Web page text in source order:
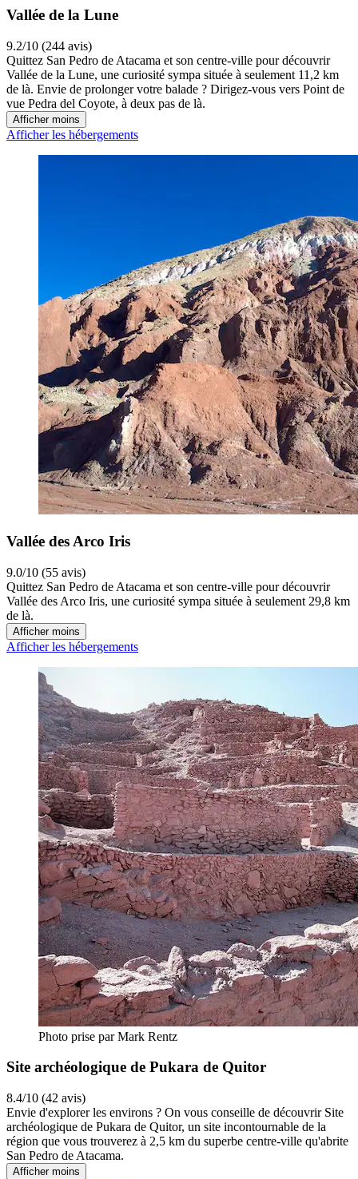
Vallée de la Lune
9.2/10 (244 avis)
Quittez San Pedro de Atacama et son centre-ville pour découvrir
Vallée de la Lune, une curiosité sympa située à seulement 11,2 km
de là. Envie de prolonger votre balade ? Dirigez-vous vers Point de
vue Pedra del Coyote, à deux pas de là.
Afficher moins
Afficher les hébergements
Vallée des Arco Iris
9.0/10 (55 avis)
Quittez San Pedro de Atacama et son centre-ville pour découvrir
Vallée des Arco Iris, une curiosité sympa située à seulement 29,8 km
de là.
Afficher moins
Afficher les hébergements
Photo prise par Mark Rentz
Site archéologique de Pukara de Quitor
8.4/10 (42 avis)
Envie d'explorer les environs ? On vous conseille de découvrir Site
archéologique de Pukara de Quitor, un site incontournable de la
région que vous trouverez à 2,5 km du superbe centre-ville qu'abrite
San Pedro de Atacama.
Afficher moins